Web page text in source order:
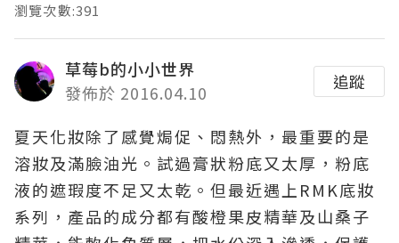
瀏覽次數:391
草莓b的小小世界
發佈於 2016.04.10
追蹤
夏天化妝除了感覺焗促、悶熱外，最重要的是
溶妝及滿臉油光。試過膏狀粉底又太厚，粉底
液的遮瑕度不足又太乾。但最近遇上RMK底妝
系列，產品的成分都有酸橙果皮精華及山桑子